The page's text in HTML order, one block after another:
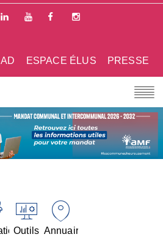
PRESSE
ESPACE ÉLUS
Outils Annuaires